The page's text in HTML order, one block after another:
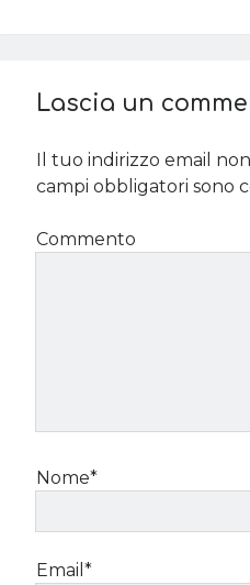
Lascia un
Il tuo indirizzo email
campi obbligatori sono
Commento
Nome*
Email*